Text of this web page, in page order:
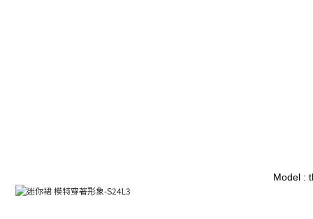
Model :